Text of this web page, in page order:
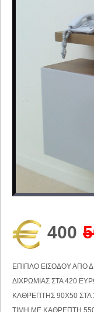
400
ΕΠΙΠΛΟ ΕΙΣΟΔΟΥ ΑΠΟ
ΔΙΧΡΩΜΙΑΣ ΣΤΑ 420
ΚΑΘΡΕΠΤΗΣ 90Χ50 ΣΤΑ
ΤΙΜΗ ΜΕ ΚΑΘΡΕΠΤΗ